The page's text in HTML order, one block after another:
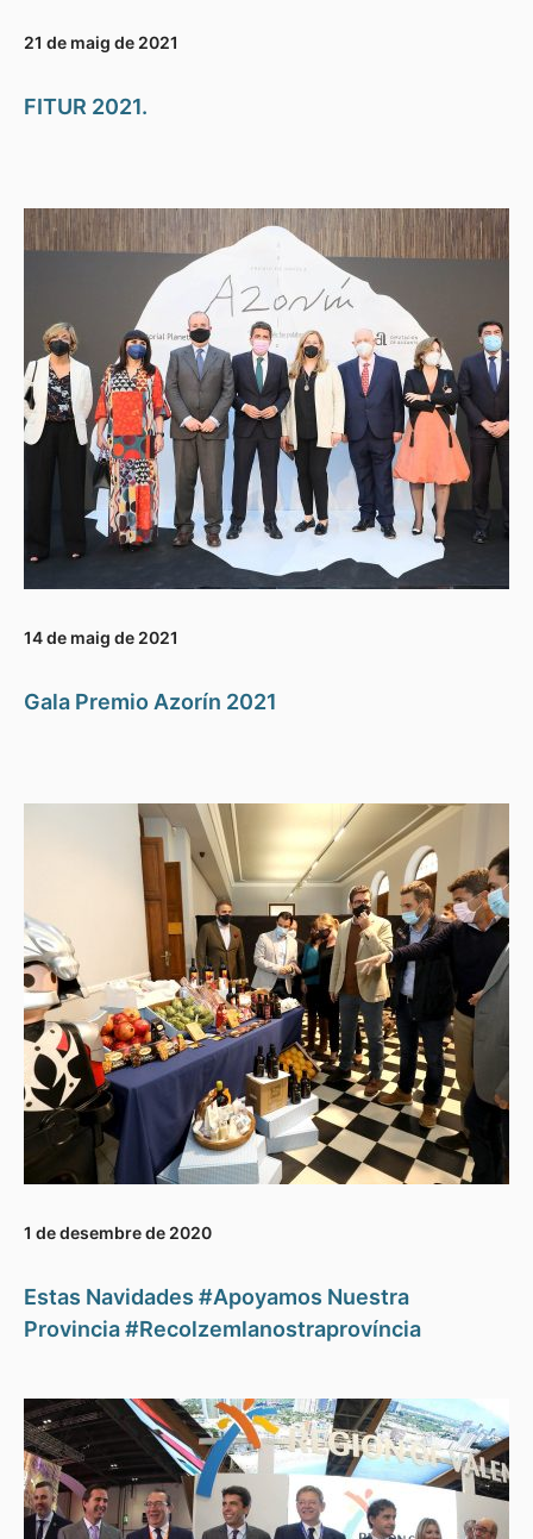
21 de maig de 2021
FITUR 2021.
14 de maig de 2021
Gala Premio Azorín 2021
1 de desembre de 2020
Estas Navidades #Apoyamos Nuestra
Provincia #Recolzemlanostraprovíncia